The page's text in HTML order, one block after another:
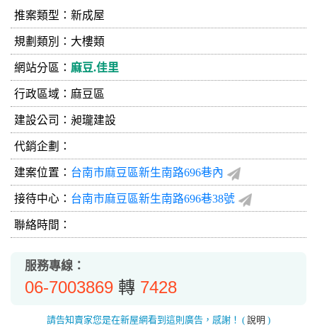
推案類型：新成屋
規劃類別：大樓類
網站分區： 麻豆.佳里
行政區域：麻豆區
建設公司： 昶瓏建設
代銷企劃：
建案位置： 台南市麻豆區新生南路696巷內
接待中心： 台南市麻豆區新生南路696巷38號
聯絡時間：
服務專線：
06-7003869 轉 7428
請告知賣家您是在新屋網看到這則廣告，感謝！ ( 說明 )